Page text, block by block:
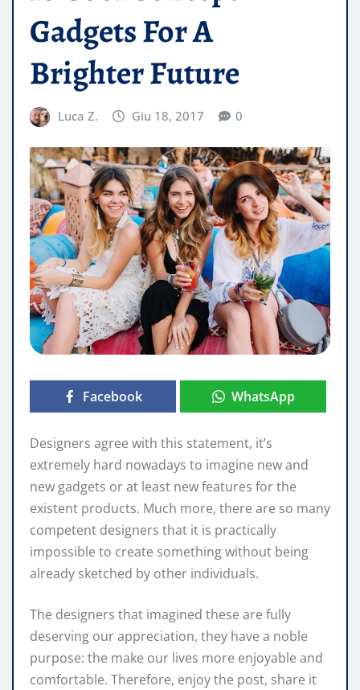
Gadgets For A
Brighter Future
Luca Z. Giu 18, 2017 0
Facebook WhatsApp
Designers agree with this statement, it’s
extremely hard nowadays to imagine new and
new gadgets or at least new features for the
existent products. Much more, there are so many
competent designers that it is practically
impossible to create something without being
already sketched by other individuals.
The designers that imagined these are fully
deserving our appreciation, they have a noble
purpose: the make our lives more enjoyable and
comfortable. Therefore, enjoy the post, share it